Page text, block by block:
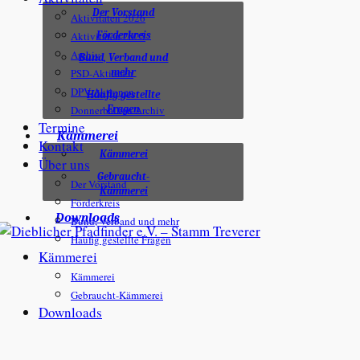
Der Vorstand
Förderkreis
Bund, Verband und
mehr
Häufig gestellte
Fragen
Kämmerei
Kämmerei
Gebraucht-
Kämmerei
Downloads
Aktivitäten 2026
Aktivitäten 2025
Archiv
PSD-Aktionen
DPV-Aktionen
Donnerbalken Archiv
Termine
Kontakt
Über uns
Der Vorstand
Förderkreis
Bund, Verband und mehr
Häufig gestellte Fragen
Kämmerei
Kämmerei
Gebraucht-Kämmerei
Downloads